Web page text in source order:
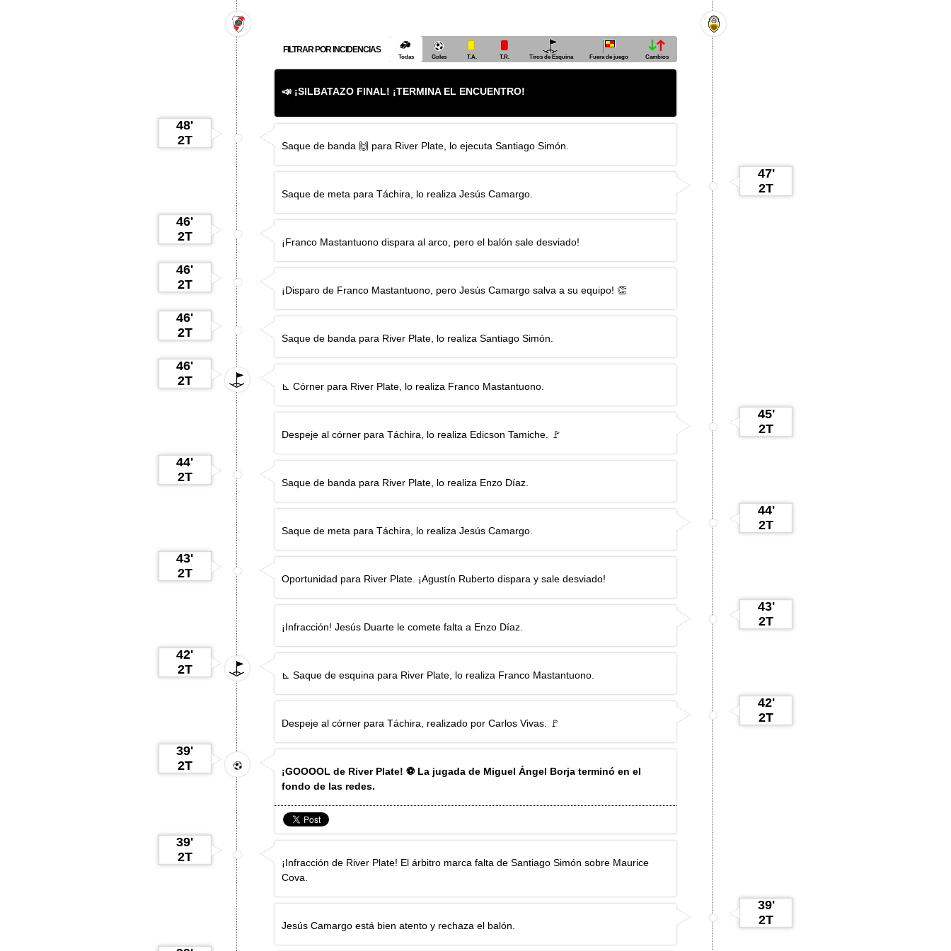
FILTRAR POR INCIDENCIAS
Todas Goles T.A. T.R. Tiros de Esquina Fuera de juego Cambios
📣 ¡SILBATAZO FINAL! ¡TERMINA EL ENCUENTRO!
48'
2T
Saque de banda 🙌 para River Plate, lo ejecutaSantiago Simón
Saque de meta para Táchira, lo realizaJesús Camargo
47'
2T
46'
2T
¡Franco Mastantuono dispara al arco, pero el balón sale desviado!
46'
2T
¡Disparo de Franco Mastantuono , peroJesús Camargo salva a su equipo! 👏
46'
2T
Saque de banda para River Plate, lo realizaSantiago Simón
46'
2T
⊾ Córner para River Plate, lo realiza Franco Mastantuono
Despeje al córner para Táchira, lo realiza Edicson Tamiche . 🚩
45'
2T
44'
2T
Saque de banda para River Plate, lo realiza Enzo Díaz
Saque de meta para Táchira, lo realizaJesús Camargo
44'
2T
43'
2T
Oportunidad para River Plate. ¡Agustín Ruberto dispara y sale desviado!
¡Infracción!Jesús Duarte le comete falta a Enzo Díaz
43'
2T
42'
2T
⊾ Saque de esquina para River Plate, lo realiza Franco Mastantuono
Despeje al córner para Táchira, realizado porCarlos Vivas . 🚩
42'
2T
39'
2T
¡GOOOOL de River Plate! ⚽ La jugada de Miguel Ángel Borja terminó en el
fondo de las redes.
39'
2T
¡Infracción de River Plate! El árbitro marca falta deSantiago Simón sobre Maurice
Cova
Jesús Camargo está bien atento y rechaza el balón.
39'
2T